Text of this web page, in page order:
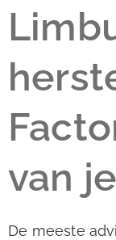
van
De meeste